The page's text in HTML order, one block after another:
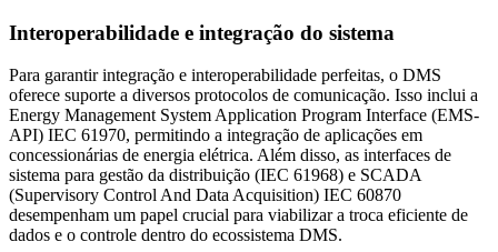
Interoperabilidade e integração do sistema
Para garantir integração e interoperabilidade perfeitas, o DMS
oferece suporte a diversos protocolos de comunicação. Isso inclui a
Energy Management System Application Program Interface (EMS-
API) IEC 61970, permitindo a integração de aplicações em
concessionárias de energia elétrica. Além disso, as interfaces de
sistema para gestão da distribuição (IEC 61968) e SCADA
(Supervisory Control And Data Acquisition) IEC 60870
desempenham um papel crucial para viabilizar a troca eficiente de
dados e o controle dentro do ecossistema DMS.